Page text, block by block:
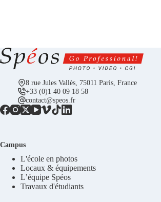
8 rue Jules Vallès, 75011 Paris, France
+33 (0)1 40 09 18 58
contact@speos.fr
Campus
L'école en photos
Locaux & équipements
L’équipe Spéos
Travaux d'étudiants